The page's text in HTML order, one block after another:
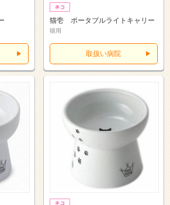
猫壱 ポータブルライトキャリー
猫用
取扱い病院